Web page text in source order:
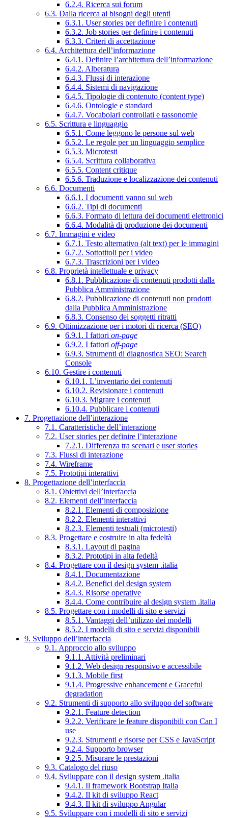
6.2.4. Ricerca sui forum
6.3. Dalla ricerca ai bisogni degli utenti
6.3.1. User stories per definire i contenuti
6.3.2. Job stories per definire i contenuti
6.3.3. Criteri di accettazione
6.4. Architettura dell’informazione
6.4.1. Definire l’architettura dell’informazione
6.4.2. Alberatura
6.4.3. Flussi di interazione
6.4.4. Sistemi di navigazione
6.4.5. Tipologie di contenuto (content type)
6.4.6. Ontologie e standard
6.4.7. Vocabolari controllati e tassonomie
6.5. Scrittura e linguaggio
6.5.1. Come leggono le persone sul web
6.5.2. Le regole per un linguaggio semplice
6.5.3. Microtesti
6.5.4. Scrittura collaborativa
6.5.5. Content critique
6.5.6. Traduzione e localizzazione dei contenuti
6.6. Documenti
6.6.1. I documenti vanno sul web
6.6.2. Tipi di documenti
6.6.3. Formato di lettura dei documenti elettronici
6.6.4. Modalità di produzione dei documenti
6.7. Immagini e video
6.7.1. Testo alternativo (alt text) per le immagini
6.7.2. Sottotitoli per i video
6.7.3. Trascrizioni per i video
6.8. Proprietà intellettuale e privacy
6.8.1. Pubblicazione di contenuti prodotti dalla
Pubblica Amministrazione
6.8.2. Pubblicazione di contenuti non prodotti
dalla Pubblica Amministrazione
6.8.3. Consenso dei soggetti ritratti
6.9. Ottimizzazione per i motori di ricerca (SEO)
6.9.1. I fattori on-page
6.9.2. I fattori off-page
6.9.3. Strumenti di diagnostica SEO: Search
Console
6.10. Gestire i contenuti
6.10.1. L’inventario dei contenuti
6.10.2. Revisionare i contenuti
6.10.3. Migrare i contenuti
6.10.4. Pubblicare i contenuti
7. Progettazione dell’interazione
7.1. Caratteristiche dell’interazione
7.2. User stories per definire l’interazione
7.2.1. Differenza tra scenari e user stories
7.3. Flussi di interazione
7.4. Wireframe
7.5. Prototipi interattivi
8. Progettazione dell’interfaccia
8.1. Obiettivi dell’interfaccia
8.2. Elementi dell’interfaccia
8.2.1. Elementi di composizione
8.2.2. Elementi interattivi
8.2.3. Elementi testuali (microtesti)
8.3. Progettare e costruire in alta fedeltà
8.3.1. Layout di pagina
8.3.2. Prototipi in alta fedeltà
8.4. Progettare con il design system .italia
8.4.1. Documentazione
8.4.2. Benefici del design system
8.4.3. Risorse operative
8.4.4. Come contribuire al design system .italia
8.5. Progettare con i modelli di sito e servizi
8.5.1. Vantaggi dell’utilizzo dei modelli
8.5.2. I modelli di sito e servizi disponibili
9. Sviluppo dell’interfaccia
9.1. Approccio allo sviluppo
9.1.1. Attività preliminari
9.1.2. Web design responsivo e accessibile
9.1.3. Mobile first
9.1.4. Progressive enhancement e Graceful
degradation
9.2. Strumenti di supporto allo sviluppo del software
9.2.1. Feature detection
9.2.2. Verificare le feature disponibili con Can I
use
9.2.3. Strumenti e risorse per CSS e JavaScript
9.2.4. Supporto browser
9.2.5. Misurare le prestazioni
9.3. Catalogo del riuso
9.4. Sviluppare con il design system .italia
9.4.1. Il framework Bootstrap Italia
9.4.2. Il kit di sviluppo React
9.4.3. Il kit di sviluppo Angular
9.5. Sviluppare con i modelli di sito e servizi